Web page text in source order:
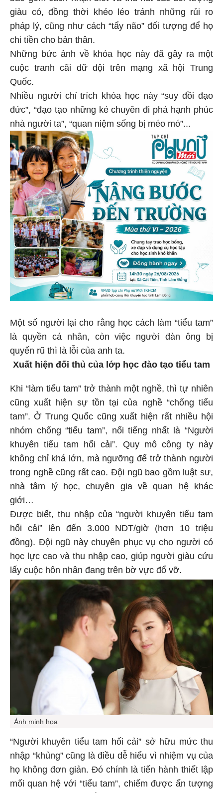
giàu có, đồng thời khéo léo tránh những rủi ro
pháp lý, cũng như cách “tẩy não” đối tượng để họ
chi tiền cho bản thân.
Những bức ảnh về khóa học này đã gây ra một
cuộc tranh cãi dữ dội trên mạng xã hội Trung
Quốc.
Nhiều người chỉ trích khóa học này “suy đồi đạo
đức”, “đạo tạo những kẻ chuyên đi phá hạnh phúc
nhà người ta”, “quan niệm sống bị méo mó”...
Một số người lại cho rằng học cách làm “tiểu tam”
là quyền cá nhân, còn việc người đàn ông bị
quyến rũ thì là lỗi của anh ta.
Xuất hiện đối thủ của lớp học đào tạo tiểu tam
Khi “làm tiểu tam” trở thành một nghề, thì tự nhiên
cũng xuất hiện sự tồn tại của nghề “chống tiểu
tam”. Ở Trung Quốc cũng xuất hiện rất nhiều hội
nhóm chống “tiểu tam”, nổi tiếng nhất là “Người
khuyên tiểu tam hối cải”. Quy mô công ty này
không chỉ khá lớn, mà ngưỡng để trở thành người
trong nghề cũng rất cao. Đội ngũ bao gồm luật sư,
nhà tâm lý học, chuyên gia về quan hệ khác
giới…
Được biết, thu nhập của “người khuyên tiểu tam
hối cải” lên đến 3.000 NDT/giờ (hơn 10 triệu
đồng). Đội ngũ này chuyên phục vụ cho người có
học lực cao và thu nhập cao, giúp người giàu cứu
lấy cuộc hôn nhân đang trên bờ vực đổ vỡ.
Ảnh minh họa
“Người khuyên tiểu tam hối cải” sở hữu mức thu
nhập “khủng” cũng là điều dễ hiểu vì nhiệm vụ của
họ không đơn giản. Đó chính là tiến hành thiết lập
mối quan hệ với “tiểu tam”, chiếm được ấn tượng